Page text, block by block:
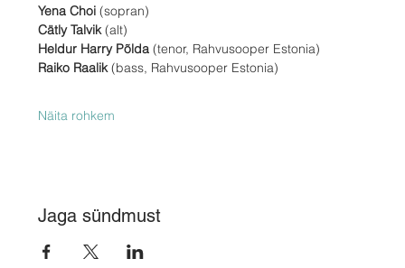
Yena Choi (sopran)
Cätly Talvik (alt)
Heldur Harry Põlda (tenor, Rahvusooper Estonia)
Raiko Raalik (bass, Rahvusooper Estonia)
Näita rohkem
Jaga sündmust